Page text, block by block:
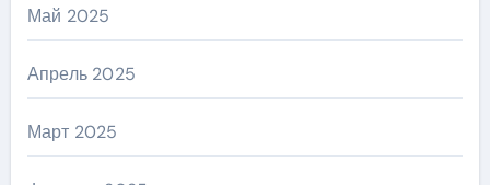
Май 2025
Апрель 2025
Март 2025